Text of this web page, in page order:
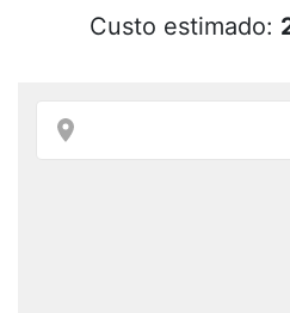
Custo estimado: